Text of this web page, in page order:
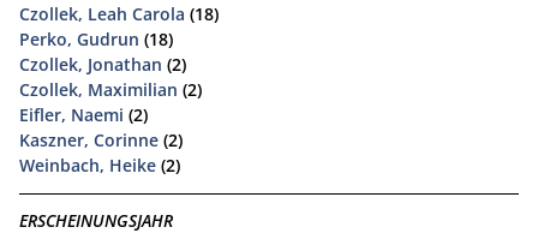
Czollek, Leah Carola (18)
Perko, Gudrun (18)
Czollek, Jonathan (2)
Czollek, Maximilian (2)
Eifler, Naemi (2)
Kaszner, Corinne (2)
Weinbach, Heike (2)
ERSCHEINUNGSJAHR